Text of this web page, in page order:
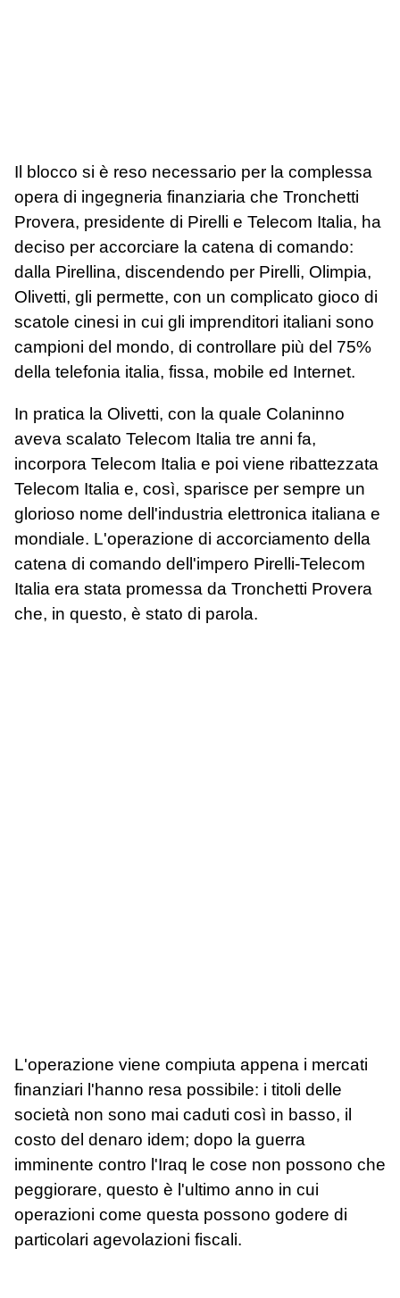
Il blocco si è reso necessario per la complessa
opera di ingegneria finanziaria che Tronchetti
Provera, presidente di Pirelli e Telecom Italia, ha
deciso per accorciare la catena di comando:
dalla Pirellina, discendendo per Pirelli, Olimpia,
Olivetti, gli permette, con un complicato gioco di
scatole cinesi in cui gli imprenditori italiani sono
campioni del mondo, di controllare più del 75%
della telefonia italia, fissa, mobile ed Internet.
In pratica la Olivetti, con la quale Colaninno
aveva scalato Telecom Italia tre anni fa,
incorpora Telecom Italia e poi viene ribattezzata
Telecom Italia e, così, sparisce per sempre un
glorioso nome dell'industria elettronica italiana e
mondiale. L'operazione di accorciamento della
catena di comando dell'impero Pirelli-Telecom
Italia era stata promessa da Tronchetti Provera
che, in questo, è stato di parola.
L'operazione viene compiuta appena i mercati
finanziari l'hanno resa possibile: i titoli delle
società non sono mai caduti così in basso, il
costo del denaro idem; dopo la guerra
imminente contro l'Iraq le cose non possono che
peggiorare, questo è l'ultimo anno in cui
operazioni come questa possono godere di
particolari agevolazioni fiscali.